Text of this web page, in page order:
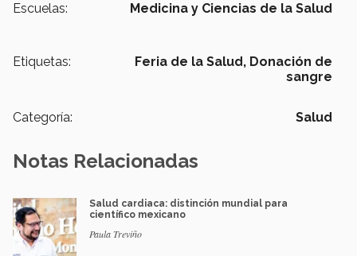
Escuelas: Medicina y Ciencias de la Salud
Etiquetas: Feria de la Salud, Donación de
sangre
Categoría: Salud
Notas Relacionadas
Salud cardiaca: distinción mundial para
científico mexicano
Paula Treviño